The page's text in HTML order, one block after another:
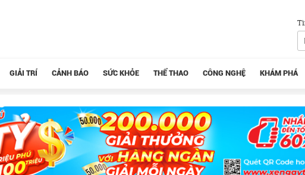
GIẢI TRÍ CẢNH BÁO SỨC KHỎE THỂ THAO CÔNG NGHỆ KHÁM PHÁ